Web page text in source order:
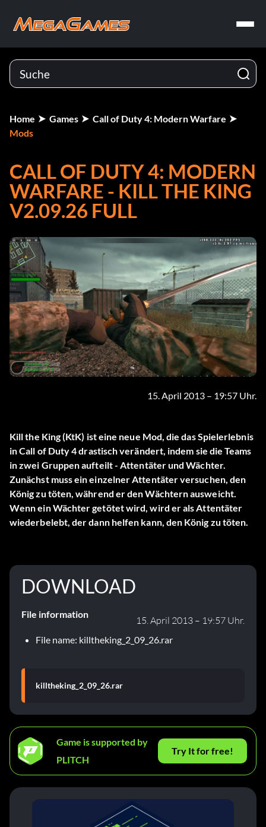
Home Games
Call of Duty 4: Modern Warfare
Mods
CALL OF DUTY 4: MODERN
WARFARE - KILL THE KING
V2.09.26 FULL
15. April 2013 – 19:57 Uhr.
Kill the King (KtK) ist eine neue Mod, die das Spielerlebnis
in Call of Duty 4 drastisch verändert, indem sie die Teams
in zwei Gruppen aufteilt - Attentäter und Wächter.
Zunächst muss ein einzelner Attentäter versuchen, den
König zu töten, während er den Wächtern ausweicht.
Wenn ein Wächter getötet wird, wird er als Attentäter
wiederbelebt, der dann helfen kann, den König zu töten.
DOWNLOAD
File information
15. April 2013 – 19:57 Uhr.
File name: killtheking_2_09_26.rar
killtheking_2_09_26.rar
Game is supported by
PLITCH
Try It for free!